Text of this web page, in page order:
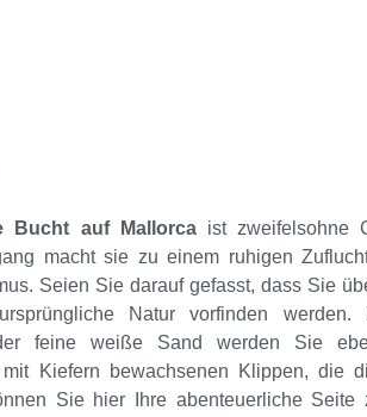
Bucht auf Mallorcaist zweifelsohne
macht sie zu einem ruhigen
Seien Sie darauf gefasst, dass Sie
Natur vorfinden werden.
feine weiße Sand werden Sie
Kiefern bewachsenen Klippen, die
Sie hier Ihre abenteuerliche Seite